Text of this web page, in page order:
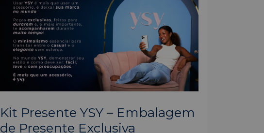
Kit Presente YSY – Embalagem
de Presente Exclusiva